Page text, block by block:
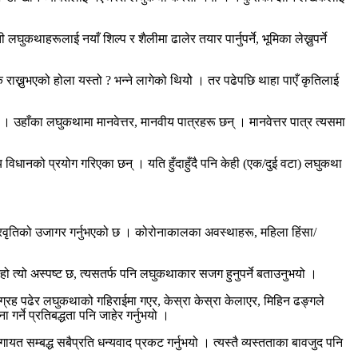
नयाँ शिल्प र शैलीमा ढालेर तयार पार्नुपर्ने, भूमिका लेख्नुपर्ने
होला यस्तो ? भन्ने लागेको थियोे । तर पढेपछि थाहा पाएँ कृतिलाई
उहाँका लघुकथामा मानवेत्तर, मानवीय पात्रहरू छन् । मानवेत्तर पात्र त्यसमा
प्रयोग गरिएका छन् । यति हुँदाहुँदै पनि केही (एक/दुई वटा) लघुकथा
उजागर गर्नुभएको छ । कोरोनाकालका अवस्थाहरू, महिला हिंसा/
त्यो अस्पष्ट छ, त्यसतर्फ पनि लघुकथाकार सजग हुनुपर्ने बताउनुभयो ।
पढेर लघुकथाको गहिराईमा गएर, केस्रा केस्रा केलाएर, मिहिन ढङ्गले
प्रतिबद्धता पनि जाहेर गर्नुभयो ।
सम्बद्ध सबैप्रति धन्यवाद प्रकट गर्नुभयो । त्यस्तै व्यस्तताका बावजुद पनि